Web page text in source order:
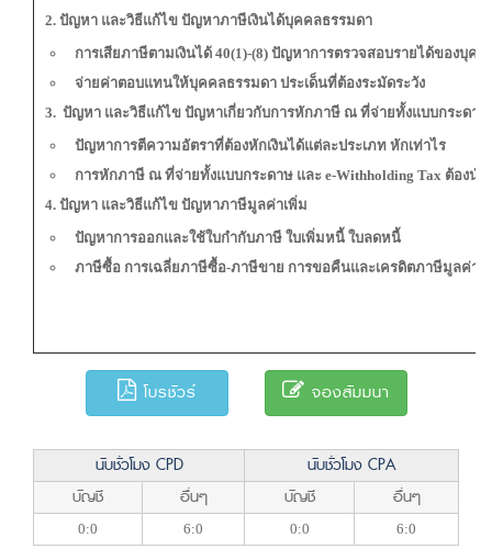
2. ปัญหา และวิธีแก้ไข ปัญหาภาษีเงินได้บุคคลธรรมดา
การเสียภาษีตามเงินได้ 40(1)-(8) ปัญหาการตรวจสอบรายได้ของบุค
จ่ายค่าตอบแทนให้บุคคลธรรมดา ประเด็นที่ต้องระมัดระวัง
3. ปัญหา และวิธีแก้ไข ปัญหาเกี่ยวกับการหักภาษี ณ ที่จ่ายทั้งแบบกระดาษ
ปัญหาการตีความอัตราที่ต้องหักเงินได้แต่ละประเภท หักเท่าไร
การหักภาษี ณ ที่จ่ายทั้งแบบกระดาษ และ e-Withholding Tax ต้องนำ
4. ปัญหา และวิธีแก้ไข ปัญหาภาษีมูลค่าเพิ่ม
ปัญหาการออกและใช้ใบกำกับภาษี ใบเพิ่มหนี้ ใบลดหนี้
ภาษีซื้อ การเฉลี่ยภาษีซื้อ-ภาษีขาย การขอคืนและเครดิตภาษีมูลค่าเ
โบรชัวร์ จองสัมมนา
นับชั่วโมง CPD
นับชั่วโมง CPA
บัญชี
อื่นๆ บัญชี อื่นๆ
0:0 6:0 0:0 6:0